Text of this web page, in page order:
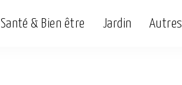
Santé & Bien être Jardin Autres